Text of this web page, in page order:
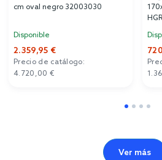
cm oval negro 32003030
Disponible
2.359,95 €
Precio de catálogo:
4.720,00 €
Ver más